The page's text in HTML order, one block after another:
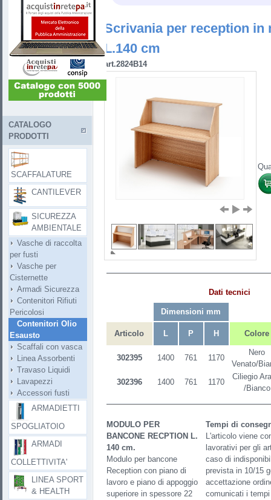
Scrivania per reception in
L.140 cm
art.2824B14
Dati tecnici
Dimensioni mm
Articolo L P H Colore
302395 1400 761 1170
Nero
Venato/
302396
1400 761 1170
Ciliegio
/Bianco
MODULO PER
BANCONE RECPTION L.
140 cm.
Modulo per bancone
Reception con piano di
lavoro e piano di appoggio
superiore in spessore 22
Tempi di
L'articolo viene
lavorativi per gli
caso di
prevista in 10/15
accettazione
comunicati i
CATALOGO
PRODOTTI
SCAFFALATURE
CANTILEVER
SICUREZZA
AMBIENTALE
Vasche di raccolta
per fusti
Vasche per
Cisternette
Armadi Sicurezza
Contenitori Rifiuti
Pericolosi
Contenitori Olio
Esausto
Scaffali con vasca
Linea Assorbenti
Travaso Liquidi
Lavapezzi
Accessori fusti
ARMADIETTI
SPOGLIATOIO
ARMADI
COLLETTIVITA'
LINEA SPORT
& HEALTH